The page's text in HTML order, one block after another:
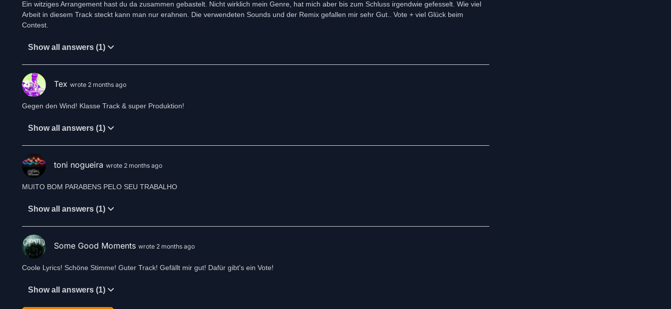
Ein witziges Arrangement hast du da zusammen gebastelt. Nicht wirklich mein Genre, hat mich aber bis zum Schluss irgendwie gefesselt. Wie viel
Arbeit in diesem Track steckt kann man nur erahnen. Die verwendeten Sounds und der Remix gefallen mir sehr Gut.. Vote + viel Glück beim
Contest.
Show all answers (1)
Tex wrote 2 months ago
Gegen den Wind! Klasse Track & super Produktion!
Show all answers (1)
toni nogueira wrote 2 months ago
MUITO BOM PARABENS PELO SEU TRABALHO
Show all answers (1)
Some Good Moments wrote 2 months ago
Coole Lyrics! Schöne Stimme! Guter Track! Gefällt mir gut! Dafür gibt's ein Vote!
Show all answers (1)